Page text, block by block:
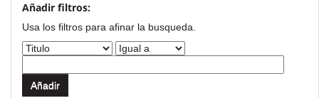
Añadir filtros:
Usa los filtros para afinar la busqueda.